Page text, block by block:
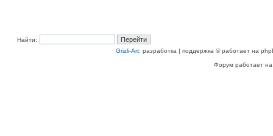
Найти:
Grizli-Art: разработка | поддержка © работает на
Форум работает